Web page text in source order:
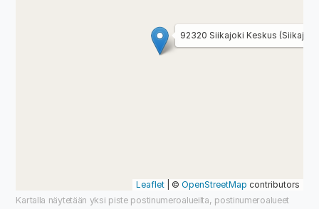
92320 Siikajoki Keskus
Leaflet| © OpenStreetMap contributors
Kartalla näytetään yksi piste postinumeroalueilta, postinumeroalueet